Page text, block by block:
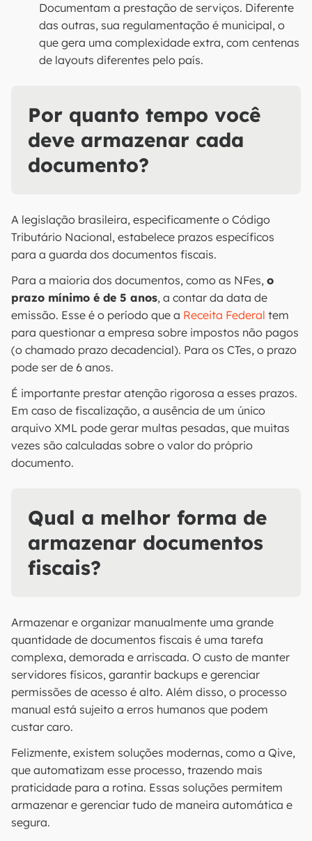
Documentam a prestação de serviços. Diferente
das outras, sua regulamentação é municipal, o
que gera uma complexidade extra, com centenas
de layouts diferentes pelo país.
Por quanto tempo você
deve armazenar cada
documento?
A legislação brasileira, especificamente o Código
Tributário Nacional, estabelece prazos específicos
para a guarda dos documentos fiscais.
Para a maioria dos documentos, como as NFes, o
prazo mínimo é de 5 anos, a contar da data de
emissão. Esse é o período que a Receita Federal tem
para questionar a empresa sobre impostos não pagos
(o chamado prazo decadencial). Para os CTes, o prazo
pode ser de 6 anos.
É importante prestar atenção rigorosa a esses prazos.
Em caso de fiscalização, a ausência de um único
arquivo XML pode gerar multas pesadas, que muitas
vezes são calculadas sobre o valor do próprio
documento.
Qual a melhor forma de
armazenar documentos
fiscais?
Armazenar e organizar manualmente uma grande
quantidade de documentos fiscais é uma tarefa
complexa, demorada e arriscada. O custo de manter
servidores físicos, garantir backups e gerenciar
permissões de acesso é alto. Além disso, o processo
manual está sujeito a erros humanos que podem
custar caro.
Felizmente, existem soluções modernas, como a Qive,
que automatizam esse processo, trazendo mais
praticidade para a rotina. Essas soluções permitem
armazenar e gerenciar tudo de maneira automática e
segura.